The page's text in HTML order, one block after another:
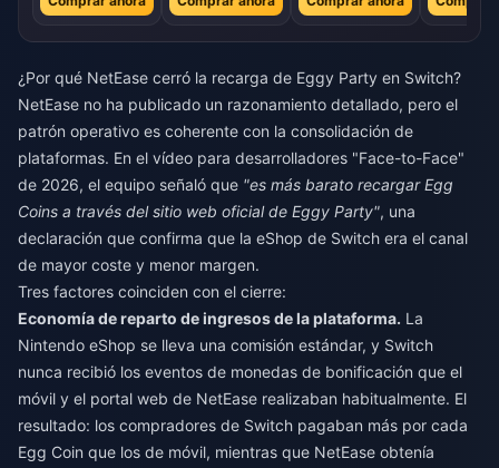
¿Por qué NetEase cerró la recarga de Eggy Party en Switch?
NetEase no ha publicado un razonamiento detallado, pero el
patrón operativo es coherente con la consolidación de
plataformas. En el vídeo para desarrolladores "Face-to-Face"
de 2026, el equipo señaló que "es más barato recargar Egg
Coins a través del sitio web oficial de Eggy Party", una
declaración que confirma que la eShop de Switch era el canal
de mayor coste y menor margen.
Tres factores coinciden con el cierre:
Economía de reparto de ingresos de la plataforma. La
Nintendo eShop se lleva una comisión estándar, y Switch
nunca recibió los eventos de monedas de bonificación que el
móvil y el portal web de NetEase realizaban habitualmente. El
resultado: los compradores de Switch pagaban más por cada
Egg Coin que los de móvil, mientras que NetEase obtenía